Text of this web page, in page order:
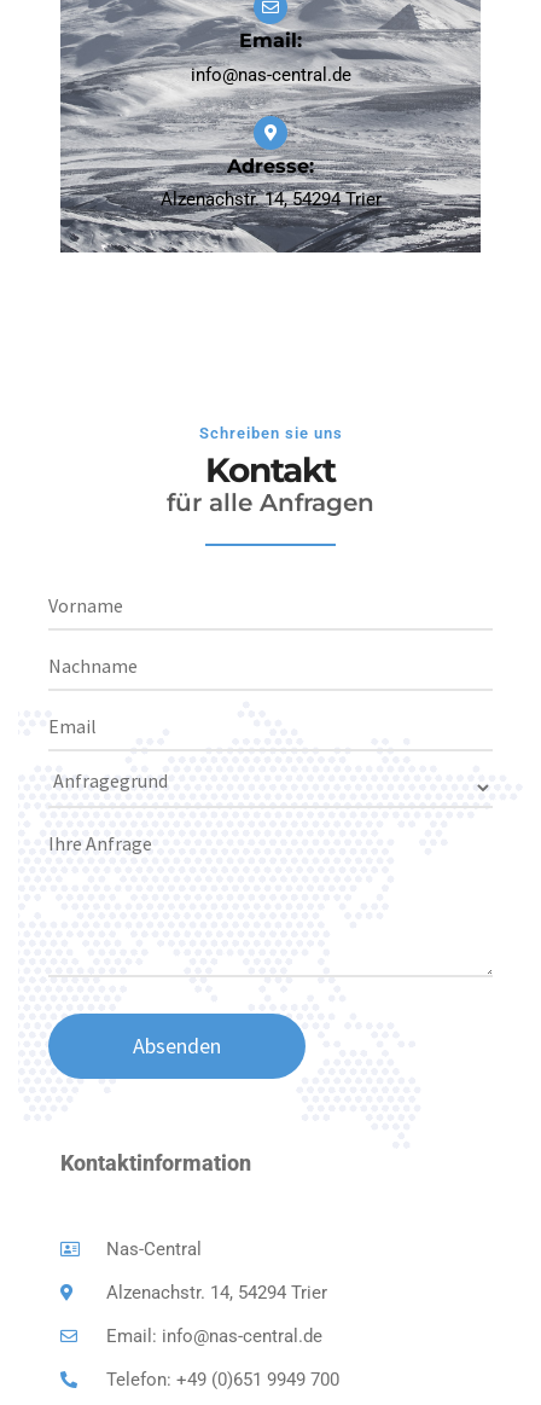
info@nas-central.de
Email:
Alzenachstr. 14, 54294 Trier
Adresse:
Schreiben sie uns
Kontakt
für alle Anfragen
Kontaktinformation
Nas-Central
Alzenachstr. 14, 54294 Trier
Email: info@nas-central.de
Telefon: +49 (0)651 9949 700